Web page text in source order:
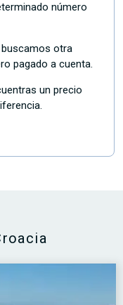
número
buscamos otra
pagado a cuenta.
un precio